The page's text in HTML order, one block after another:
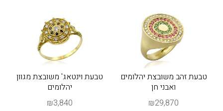
טבעת זהב משובצת יהלומים
ואבני חן
₪29,870
טבעת וינטאג' משובצת מגוון
יהלומים
₪3,840